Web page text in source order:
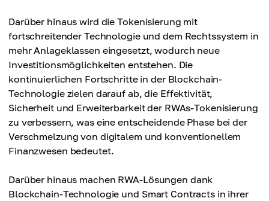
Darüber hinaus wird die Tokenisierung mit
fortschreitender Technologie und dem Rechtssystem in
mehr Anlageklassen eingesetzt, wodurch neue
Investitionsmöglichkeiten entstehen. Die
kontinuierlichen Fortschritte in der Blockchain-
Technologie zielen darauf ab, die Effektivität,
Sicherheit und Erweiterbarkeit der RWAs-Tokenisierung
zu verbessern, was eine entscheidende Phase bei der
Verschmelzung von digitalem und konventionellem
Finanzwesen bedeutet.
Darüber hinaus machen RWA-Lösungen dank
Blockchain-Technologie und Smart Contracts in ihrer